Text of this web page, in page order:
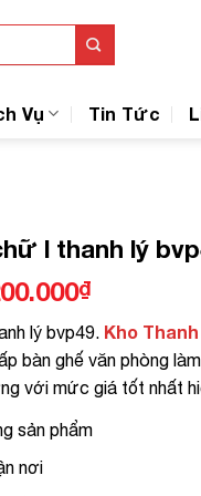
Vụ Tin Tức
l thanh lý
₫Giá
tại
là:
lý bvp49. Kho Thanh
bàn ghế văn phòng
với mức giá tốt nhất
sản phẩm
nơi